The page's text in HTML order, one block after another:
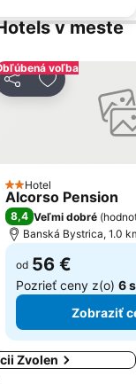
Ostrý Grúň
v meste
voľba
ZdieľaťPridať do
2 Počet hviezdičiek
Hotel
Alcorso Pension
8,4 Veľmi dobré (
Banská Bystrica, 1.0
od 56 €
Pozrieť ceny z(o) 6
Zobraziť
Zvolen